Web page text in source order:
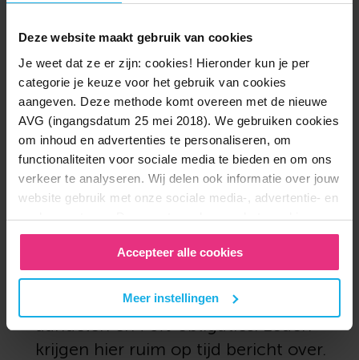
Deze website maakt gebruik van cookies
Je weet dat ze er zijn: cookies! Hieronder kun je per
categorie je keuze voor het gebruik van cookies
aangeven. Deze methode komt overeen met de nieuwe
AVG (ingangsdatum 25 mei 2018). We gebruiken cookies
om inhoud en advertenties te personaliseren, om
functionaliteiten voor sociale media te bieden en om ons
verkeer te analyseren. Wij delen ook informatie over jouw
website gebruik met onze sociale media-, advertentie- en
analysepartners. Deze partners kunnen het combineren
met andere informatie die je aan hen hebt verstrekt of die
zij hebben verzameld door gebruikt te maken van hun
diensten. In hetPrivacy en Cookie Statementkan je
hier meer over lezen. Wil je de beste website ervaring?
Vink dan alle vakjes aan. Ben je per ongeluk op deze
website gekomen of heb je een hekel aan op jou
afgestemde informatie? Laat ze dan uit staan.
Accepteer alle cookies
Meer instellingen
De standaard lifecycle wordt in de
opbouwfase 75% subfonds Groei
(aandelen) en 25% subfonds Inkomen
15 jaar voor de pensioenleeftijd
bouwen we deze lifecycle af naar
een verdeling van ongeveer 30%
aandelen en 70% obligaties. Leden
krijgen hier ruim op tijd bericht over.